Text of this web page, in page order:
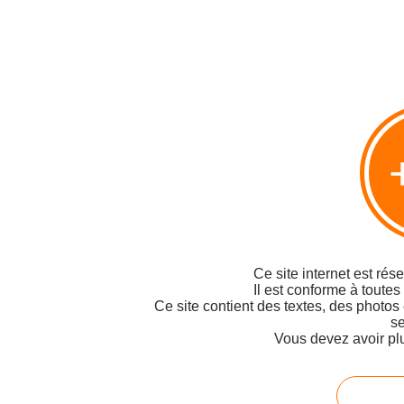
Ce site internet est
Il est conforme à
Ce site contient des textes, des
Vous devez avoir